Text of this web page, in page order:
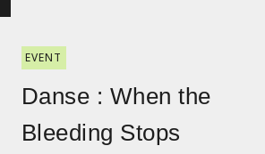
EVENT
Danse : When the
Bleeding Stops